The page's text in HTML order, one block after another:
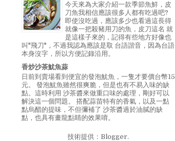
今天來為大家介紹一款季節魚鮮，皮
刀魚我相信應該很多人都有吃過吧?
即使沒吃過，應該多少也看過這長得
就像一把殺豬用刀的魚，皮刀這名 就
是這樣子來的，記得有些地方好像也
叫"飛刀"，不過我認為應該是取 台語諧音，因為台語
本身沒字，所以方便記錄沿用。
香炒沙茶魷魚蒜
日前到賣場看到便宜的發泡魷魚，一隻才要價台幣15
元。 發泡魷魚雖然很爽脆，但是也有不易入味的缺
點。這時利用 沙茶醬來做重口味的處理，剛好可以
解決這一個問題。 搭配蒜苗特有的香氣，以及一點
點烏醋的提味，不但彌補了 沙茶醬過於油膩的缺
點，也具有畫龍點睛的效果唷。
技術提供： Blogger.